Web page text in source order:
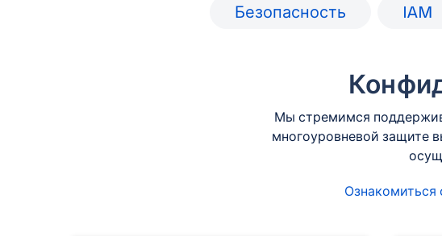
Безопасность IAM
Мы стремимся
многоуровневой защите